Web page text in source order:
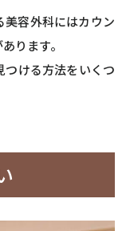
美容外科にはカウン
ります。
つける方法をいくつ